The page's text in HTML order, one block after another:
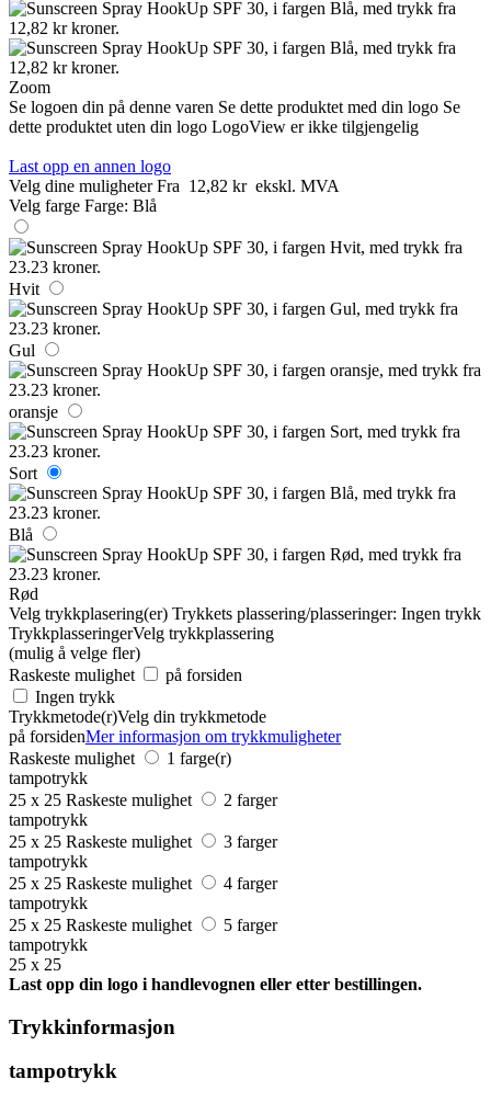
Zoom
Se logoen din på denne varen Se dette produktet med din logo Se
dette produktet uten din logo LogoView er ikke tilgjengelig
Last opp en annen logo
Velg dine muligheter Fra 12,82 kr ekskl. MVA
Velg farge Farge: Blå
Hvit
Gul
oransje
Sort
Blå
Rød
Velg trykkplasering(er) Trykkets plassering/plasseringer: Ingen trykk
TrykkplasseringerVelg trykkplassering
(mulig å velge fler)
Raskeste mulighet
på forsiden
Ingen trykk
Trykkmetode(r)Velg din trykkmetode
på forsidenMer informasjon om trykkmuligheter
Raskeste mulighet
1 farge(r)
tampotrykk
25 x 25 Raskeste mulighet
2 farger
tampotrykk
25 x 25 Raskeste mulighet
3 farger
tampotrykk
25 x 25 Raskeste mulighet
4 farger
tampotrykk
25 x 25 Raskeste mulighet
5 farger
tampotrykk
25 x 25
Last opp din logo i handlevognen eller etter bestillingen.
Trykkinformasjon
tampotrykk